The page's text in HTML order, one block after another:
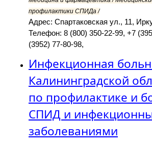
профилактики СПИДа /
Адрес: Спартаковская ул., 11,
Телефон: 8 (800) 350-22-99, +7
(3952) 77-80-98,
Инфекционная
Калининградской
по профилактике и
СПИД и
заболеваниями